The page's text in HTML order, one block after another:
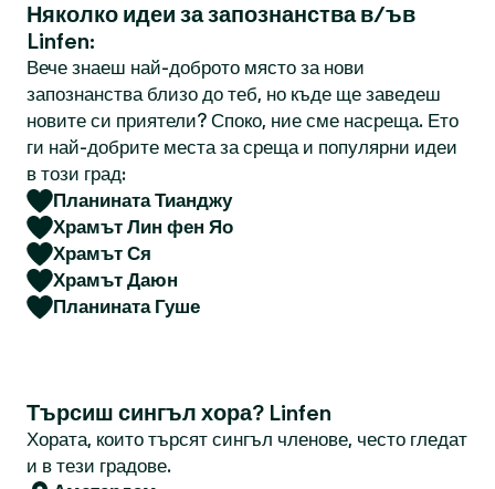
Няколко идеи за запознанства в/ъв
Linfen:
Вече знаеш най-доброто място за нови
запознанства близо до теб, но къде ще заведеш
новите си приятели? Споко, ние сме насреща. Ето
ги най-добрите места за среща и популярни идеи
в този град:
Планината Тианджу
Храмът Лин фен Яо
Храмът Ся
Храмът Даюн
Планината Гуше
Търсиш сингъл хора? Linfen
Хората, които търсят сингъл членове, често гледат
и в тези градове.